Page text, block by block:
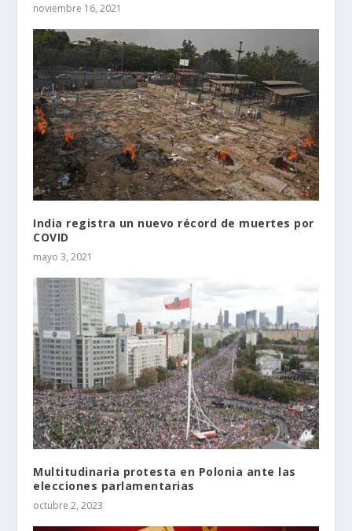
noviembre 16, 2021
India registra un nuevo récord de muertes por
COVID
mayo 3, 2021
Multitudinaria protesta en Polonia ante las
elecciones parlamentarias
octubre 2, 2023